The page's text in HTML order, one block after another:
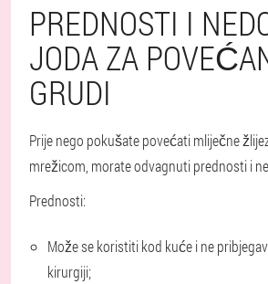
PREDNOSTI I
JODA ZA
GRUDI
Prije nego pokušate povećati mliječne
mrežicom, morate odvagnuti prednosti i
Prednosti:
Može se koristiti kod kuće i ne
kirurgiji;